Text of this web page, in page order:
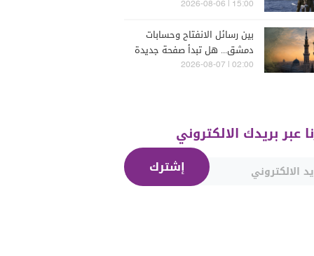
البحرية الجديدة في مواجهة
15:00 | 2026-08-06
بين رسائل الانفتاح وحسابات
دمشق... هل تبدأ صفحة جديدة
بين "حزب الله" وسوريا -
02:00 | 2026-08-07
عبر بريدك الالكتروني
إشترك